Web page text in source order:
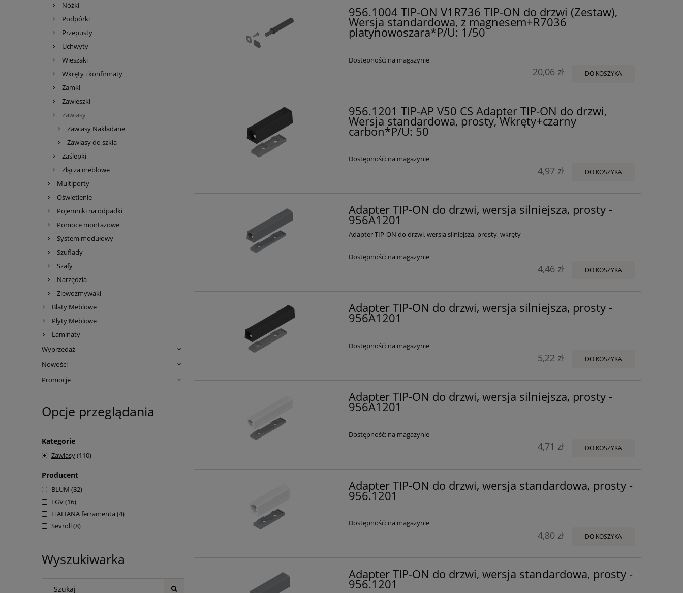
Nóżki
Podpórki
Przepusty
Uchwyty
Wieszaki
Wkręty i konfirmaty
Zamki
Zawieszki
Zawiasy
Zawiasy Nakładane
Zawiasy do szkła
Zaślepki
Złącza meblowe
Multiporty
Oświetlenie
Pojemniki na odpadki
Pomoce montażowe
System modułowy
Szuflady
Szafy
Narzędzia
Zlewozmywaki
Blaty Meblowe
Płyty Meblowe
Laminaty
Wyprzedaż
Nowości
Promocje
Opcje przeglądania
Kategorie
Zawiasy(110)
Producent
BLUM (82)
FGV(16)
ITALIANA ferramenta (4)
Sevroll (8)
Wyszukiwarka
956.1004 TIP-ON V1R736 TIP-ON do drzwi (Zestaw),
Wersja standardowa, z magnesem+R7036
platynowoszara*P/U: 1/50
Dostępność: na magazynie
20,06 zł DO KOSZYKA
956.1201 TIP-AP V50 CS Adapter TIP-ON do drzwi,
Wersja standardowa, prosty, Wkręty+czarny
carbon*P/U: 50
Dostępność: na magazynie
4,97 zł DO KOSZYKA
Adapter TIP-ON do drzwi, wersja silniejsza, prosty -
956A1201
Adapter TIP-ON do drzwi, wersja silniejsza, prosty, wkręty
Dostępność: na magazynie
4,46 zł DO KOSZYKA
Adapter TIP-ON do drzwi, wersja silniejsza, prosty -
956A1201
Dostępność: na magazynie
5,22 zł DO KOSZYKA
Adapter TIP-ON do drzwi, wersja silniejsza, prosty -
956A1201
Dostępność: na magazynie
4,71 zł DO KOSZYKA
Adapter TIP-ON do drzwi, wersja standardowa, prosty -
956.1201
Dostępność: na magazynie
4,80 zł DO KOSZYKA
Adapter TIP-ON do drzwi, wersja standardowa, prosty -
956.1201